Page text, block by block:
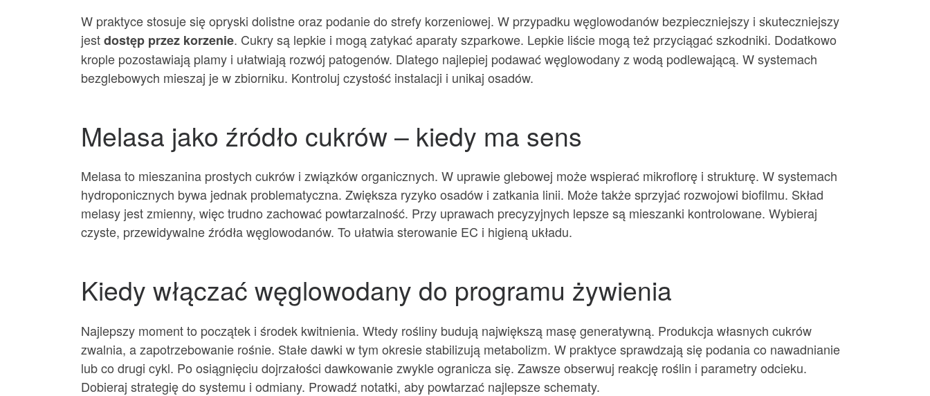
W praktyce stosuje się opryski dolistne oraz podanie do strefy korzeniowej. W przypadku węglowodanów bezpieczniejszy i skuteczniejszy
jestdostęp przez korzenie. Cukry są lepkie i mogą zatykać aparaty szparkowe. Lepkie liście mogą też przyciągać szkodniki. Dodatkowo
krople pozostawiają plamy i ułatwiają rozwój patogenów. Dlatego najlepiej podawać węglowodany z wodą podlewającą. W systemach
bezglebowych mieszaj je w zbiorniku. Kontroluj czystość instalacji i unikaj osadów.
Melasa jako źródło cukrów – kiedy ma sens
Melasa to mieszanina prostych cukrów i związków organicznych. W uprawie glebowej może wspierać mikroflorę i strukturę. W systemach
hydroponicznych bywa jednak problematyczna. Zwiększa ryzyko osadów i zatkania linii. Może także sprzyjać rozwojowi biofilmu. Skład
melasy jest zmienny, więc trudno zachować powtarzalność. Przy uprawach precyzyjnych lepsze są mieszanki kontrolowane. Wybieraj
czyste, przewidywalne źródła węglowodanów. To ułatwia sterowanie EC i higieną układu.
Kiedy włączać węglowodany do programu żywienia
Najlepszy moment to początek i środek kwitnienia. Wtedy rośliny budują największą masę generatywną. Produkcja własnych cukrów
zwalnia, a zapotrzebowanie rośnie. Stałe dawki w tym okresie stabilizują metabolizm. W praktyce sprawdzają się podania co nawadnianie
lub co drugi cykl. Po osiągnięciu dojrzałości dawkowanie zwykle ogranicza się. Zawsze obserwuj reakcję roślin i parametry odcieku.
Dobieraj strategię do systemu i odmiany. Prowadź notatki, aby powtarzać najlepsze schematy.